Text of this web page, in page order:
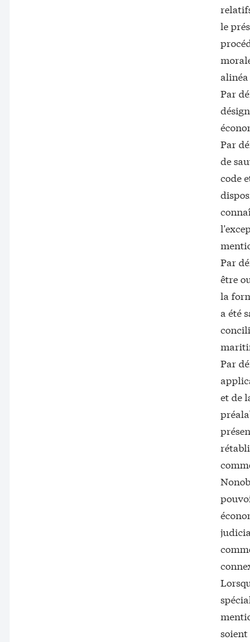
le
alinéa
Par
Par
de
code
Par
être
la
a été
Par
et de